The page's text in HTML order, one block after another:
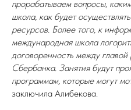
прорабатываем вопросы,
школа, как будет
ресурсов. Более того, к
международная школа
договоренность между
Сбербанка. Занятия будут
программам, которые могут
заключила Алибекова.